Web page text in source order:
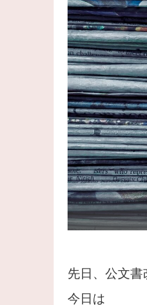
先日、公文書
今日は